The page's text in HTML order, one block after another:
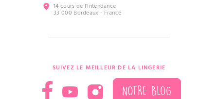
14 cours de l’Intendance
33 000 Bordeaux - France
SUIVEZ LE MEILLEUR DE LA LINGERIE
NOTRE BLOG